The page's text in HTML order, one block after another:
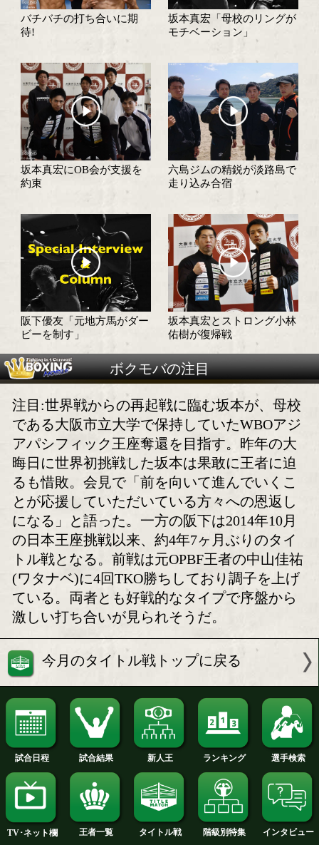
坂本真宏が引退 WBOアジア王座戦
抜け出したのは?
バチバチの打ち合いに期
待!
坂本真宏「母校の
モチベーション」
坂本真宏にOB会が支援を
約束
六島ジムの精鋭が
走り込み合宿
阪下優友「元地方馬がダー
ビーを制す」
坂本真宏とストロ
佑樹が復帰戦
ボクモバの注目
注目:世界戦からの再起戦に臨む坂本が
である大阪市立大学で保持していた
アパシフィック王座奪還を目指す。昨